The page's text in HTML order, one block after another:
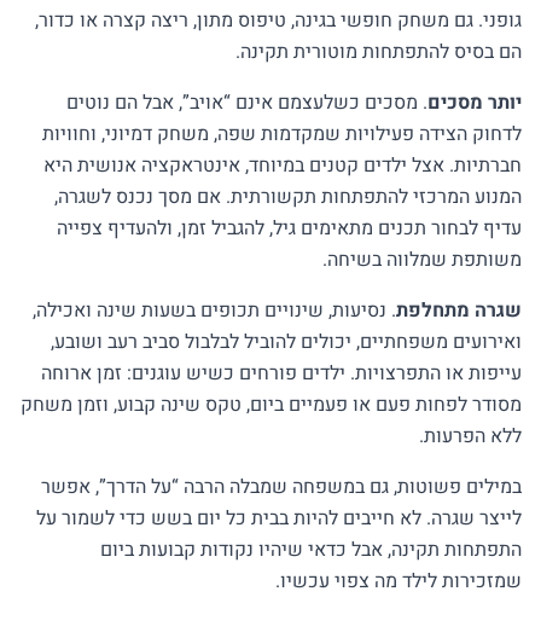
גופני. גם משחק חופשי בגינה, טיפוס מתון, ריצה קצרה או כדור,
הם בסיס להתפתחות מוטורית תקינה.
יותר מסכים. מסכים כשלעצמם אינם “אויב”, אבל הם נוטים
לדחוק הצידה פעילויות שמקדמות שפה, משחק דמיוני, וחוויות
חברתיות. אצל ילדים קטנים במיוחד, אינטראקציה אנושית היא
המנוע המרכזי להתפתחות תקשורתית. אם מסך נכנס לשגרה,
עדיף לבחור תכנים מתאימים גיל, להגביל זמן, ולהעדיף צפייה
משותפת שמלווה בשיחה.
שגרה מתחלפת. נסיעות, שינויים תכופים בשעות שינה ואכילה,
ואירועים משפחתיים, יכולים להוביל לבלבול סביב רעב ושובע,
עייפות או התפרצויות. ילדים פורחים כשיש עוגנים: זמן ארוחה
מסודר לפחות פעם או פעמיים ביום, טקס שינה קבוע, וזמן משחק
ללא הפרעות.
במילים פשוטות, גם במשפחה שמבלה הרבה “על הדרך”, אפשר
לייצר שגרה. לא חייבים להיות בבית כל יום בשש כדי לשמור על
התפתחות תקינה, אבל כדאי שיהיו נקודות קבועות ביום
שמזכירות לילד מה צפוי עכשיו.